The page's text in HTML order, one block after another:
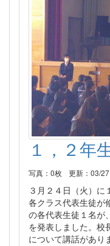
１，２年
写真：0枚 更新：03/27
３月２４日（火）に
各クラス代表生徒が
の各代表生徒１名が
を発表しました。校
について講話があり